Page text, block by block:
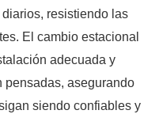
resistiendo las
El cambio estacional
adecuada y
pensadas, asegurando
siendo confiables y